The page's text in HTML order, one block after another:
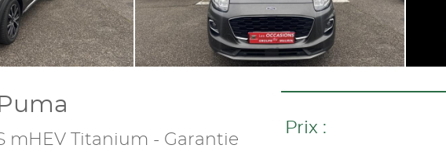
mHEV Titanium - Garantie
Prix :